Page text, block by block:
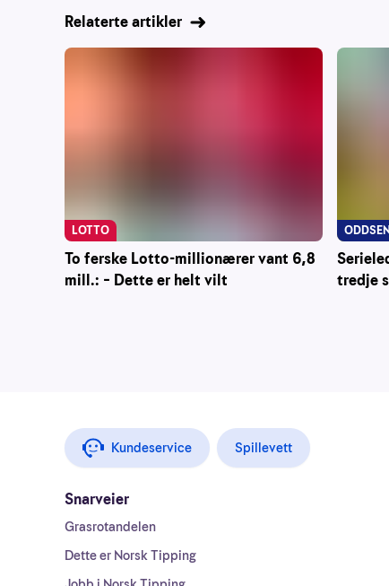
Relaterte artikler
To ferske Lotto-millionærer vant 6,8
mill.: – Dette er helt vilt
LOTTO
tredje
Kundeservice Spillevett
Snarveier
Grasrotandelen
Dette er Norsk Tipping